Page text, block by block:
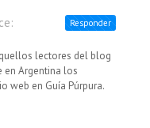
lectores del blog
en Argentina los
web en Guía Púrpura.
Responder